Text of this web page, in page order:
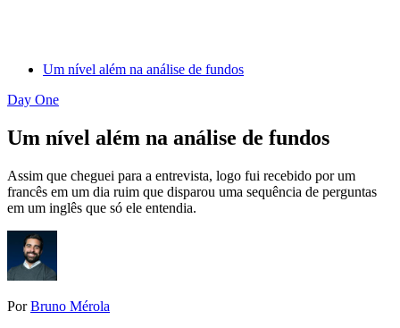
Um nível além na análise de fundos
Day One
Um nível além na análise de fundos
Assim que cheguei para a entrevista, logo fui recebido por um
francês em um dia ruim que disparou uma sequência de perguntas
em um inglês que só ele entendia.
PorBruno Mérola